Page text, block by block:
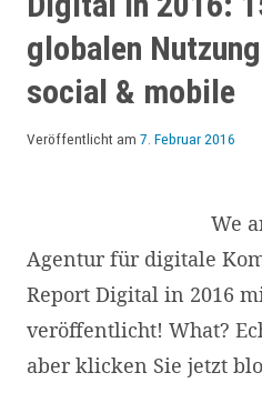
globalen
social & mobile
Veröffentlicht am 7. Februar 2016
We
Agentur für digitale
Report Digital in 2016
veröffentlicht! What?
aber klicken Sie jetzt